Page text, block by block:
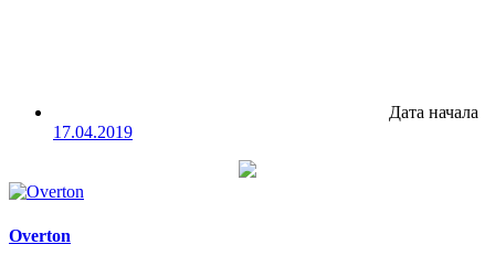
Дата начала
17.04.2019
Overton